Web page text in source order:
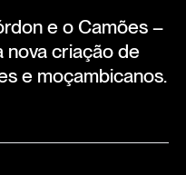
e o Camões –
nova criação de
e moçambicanos.